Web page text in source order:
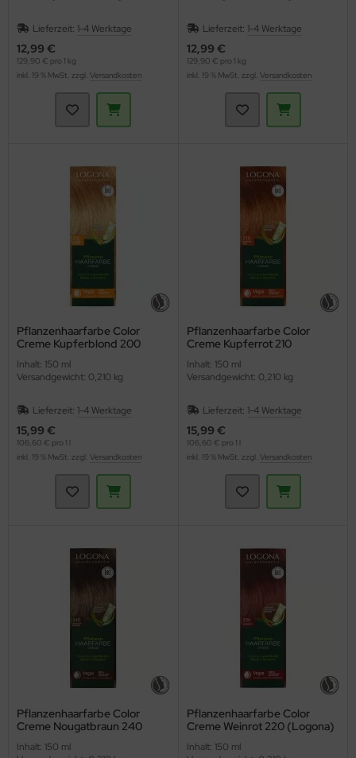
Lieferzeit: 1-4 Werktage
12,99 €
129,90 € pro 1 kg
inkl. 19 % MwSt. zzgl. Versandkosten
Lieferzeit: 1-4 Werktage
12,99 €
129,90 € pro 1 kg
inkl. 19 % MwSt. zzgl. Versandkosten
Pflanzenhaarfarbe Color
Creme Kupferblond 200
Inhalt: 150 ml
Versandgewicht: 0,210 kg
Lieferzeit: 1-4 Werktage
15,99 €
106,60 € pro 1 l
inkl. 19 % MwSt. zzgl. Versandkosten
Pflanzenhaarfarbe Color
Creme Kupferrot 210
Inhalt: 150 ml
Versandgewicht: 0,210 kg
Lieferzeit: 1-4 Werktage
15,99 €
106,60 € pro 1 l
inkl. 19 % MwSt. zzgl. Versandkosten
Pflanzenhaarfarbe Color
Creme Nougatbraun 240
Inhalt: 150 ml
Pflanzenhaarfarbe Color
Creme Weinrot 220 (Logona)
Inhalt: 150 ml